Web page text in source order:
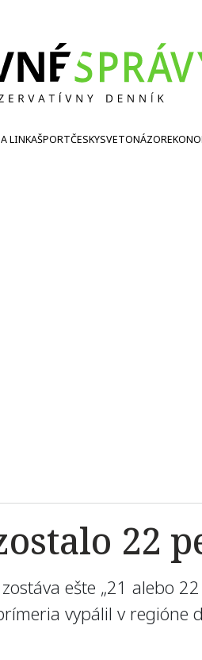
LINKAŠPORTČESKYSVETONÁZOR
22
ešte „21 alebo
vypálil v regióne